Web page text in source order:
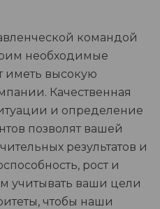
командой
необходимые
иметь высокую
Качественная
и определение
позволят вашей
результатов и
рост и
учитывать ваши цели
чтобы наши